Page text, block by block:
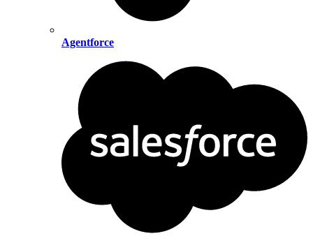
Agentforce